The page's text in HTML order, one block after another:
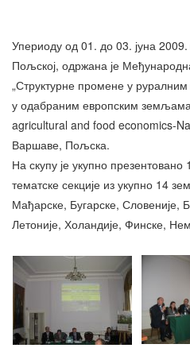
Упериоду од 01. до 03. јуна
Пољској, одржана је
„Структурне промене у
у одабраним европским
agricultural and food economics-
Варшаве, Пољска.
На скупу је укупно
тематске секције из укупно 14
Мађарске, Бугарске, Словеније,
Летоније, Холандије, Финске,